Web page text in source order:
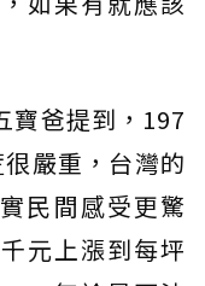
寶爸提到，197
嚴重，台灣的
民間感受更驚
元上漲到每坪